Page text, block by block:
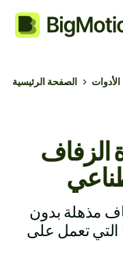
الصفحة الرئيسية الأدوات
الزفاف
مذهلة بدون
التي تعمل على